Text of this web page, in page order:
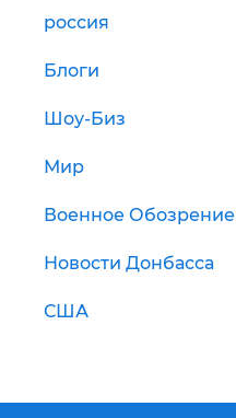
россия
Блоги
Шоу-Биз
Мир
Военное Обозрение
Новости Донбасса
США